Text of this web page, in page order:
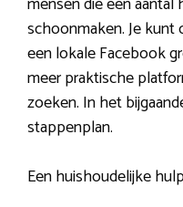
schoonmaken. Je
een lokale Facebook
meer praktische
zoeken. In het
stappenplan.
Een huishoudelijke